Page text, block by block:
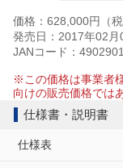
価格：628,000円（税
発売日：2017年02月
JANコード：
※この価格は事業者
向けの販売価格では
仕様書・説明書
仕様表